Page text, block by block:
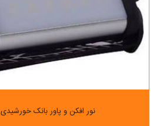
نور افکن و پاور بانک خورشیدی Glaree C۵